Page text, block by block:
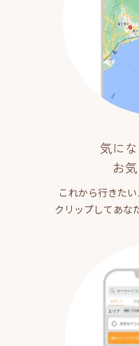
気に
お
これから行きた
クリップしてあな